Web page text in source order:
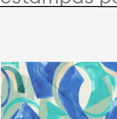
aos seus
linha de
mercados.